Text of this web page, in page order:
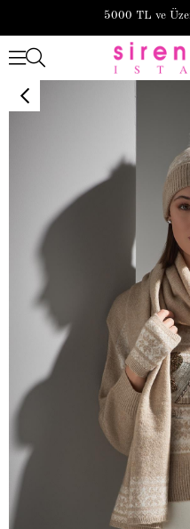
5000 TL ve